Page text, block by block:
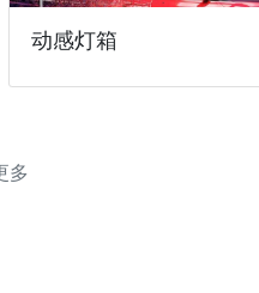
动感灯箱
多